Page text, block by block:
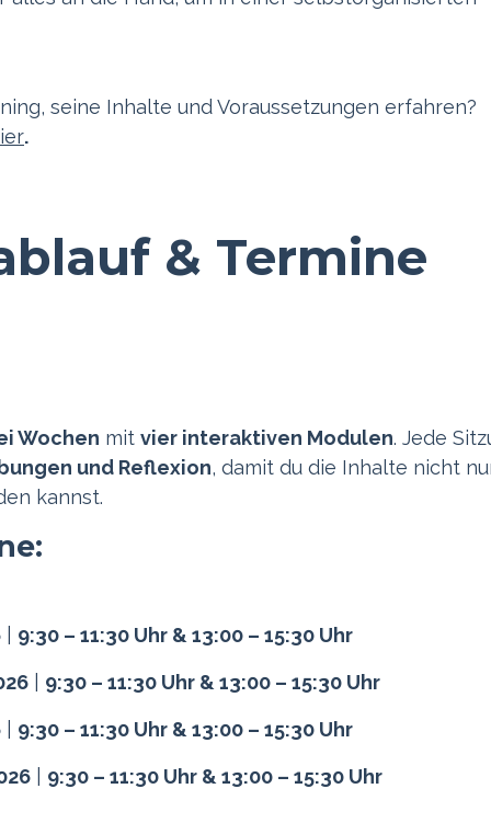
seine Inhalte und Voraussetzungen erfahren?
.
& Termine
Wochen mit vier interaktiven Modulen. Jede
und Reflexion, damit du die Inhalte nicht
kannst.
9:30 – 11:30 Uhr & 13:00 – 15:30 Uhr
9:30 – 11:30 Uhr & 13:00 – 15:30 Uhr
9:30 – 11:30 Uhr & 13:00 – 15:30 Uhr
9:30 – 11:30 Uhr & 13:00 – 15:30 Uhr